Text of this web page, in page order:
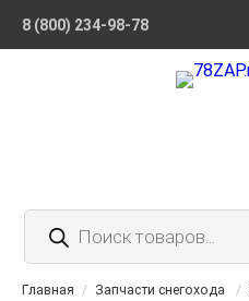
8 (800) 234-98-78
Поиск
товаров
Главная / Запчасти снегохода /